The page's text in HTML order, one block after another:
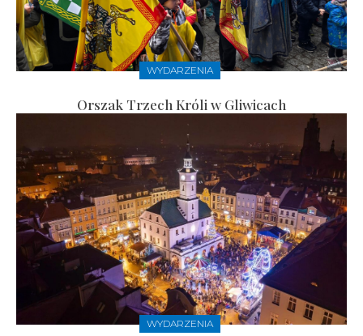
WYDARZENIA
Orszak Trzech Króli w Gliwicach
WYDARZENIA